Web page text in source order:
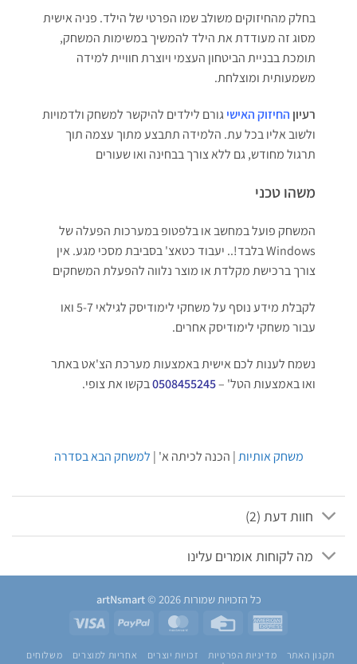
בחלק מהחיזוקים משולב שמו הפרטי של הילד. פניה אישית
מסוג זה מעודדת את הילד להמשיך במשימות המשחק,
תומכת בבניית הביטחון העצמי ויוצרת חוויית למידה
משמעותית ומוצלחת.
רעיון החיזוק האישיגורם לילדים להיקשר למשחק ולדמויות
ולשוב אליו בכל עת. הלמידה תתבצע מתוך עצמה תוך
תרגול מחודש, גם ללא צורך בבחינה ואו שעורים
משהו טכני
המשחק פועל במחשב או בלפטופ במערכות הפעלה של
Windows בלבד!.. יעבוד כטאצ' בסביבת מסכי מגע. אין
צורך ברכישת מקלדת או מוצר נלווה להפעלת המשחקים
לקבלת מידע נוסף על משחקי לימודיסק לגילאי 5-7 ואו
עבור משחקי לימודיסק אחרים.
נשמח לענות לכם אישית באמצעות מערכת הצ'אט באתר
ואו באמצעות הטל' –0508455245בקשו את צופי.
משחק אותיות| הכנה לכיתה א' | למשחק הבא בסדרה
חוות דעת (2)
מה לקוחות אומרים עלינו
כל הזכויות שמורות 2026 ©
artNsmart
American
Credit
MasterCard
PayPal
תקנון האתר מדיניות הפרטיות זכויות יוצרים אחריות למוצרים
משלוחים